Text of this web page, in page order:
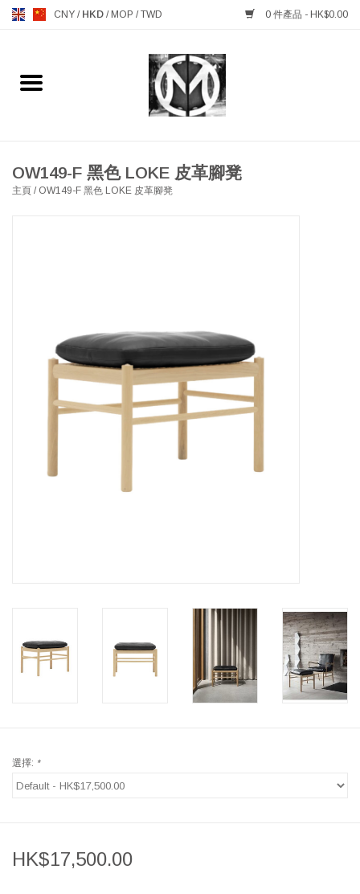
CNY / HKD / MOP /TWD 0 件產品 - HK$0.00
主頁
MANKS ANTIQUES 古董
HEALTHY LIVING 健康家居
LATEST ARRIVALS 最新扺港
Gift cards
OW149-F 黑色 LOKE 皮革腳凳
主頁 / OW149-F 黑色 LOKE 皮革腳凳
選擇: *
HK$17,500.00